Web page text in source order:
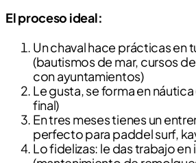
El proceso ideal:
Un chaval hace prácticas en
(bautismos de mar, cursos
con ayuntamientos)
Le gusta, se forma en
final)
En tres meses tienes un
perfecto para paddel surf,
Lo fidelizas: le das trabajo en